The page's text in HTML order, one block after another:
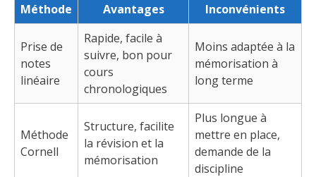
Méthode Avantages Inconvénients
Prise de
notes
linéaire
Rapide, facile à
suivre, bon pour
cours
chronologiques
Moins adaptée à la
mémorisation à
long terme
Méthode
Cornell
Structure, facilite
la révision et la
mémorisation
Plus longue à
mettre en place,
demande de la
discipline